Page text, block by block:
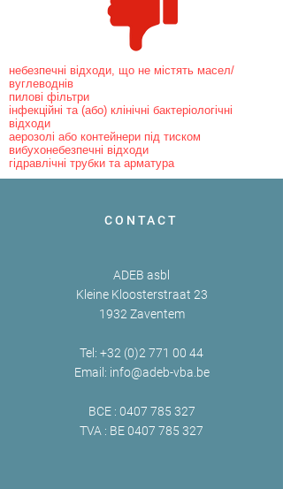
небезпечні відходи, що не містять масел/
вуглеводнів
пилові фільтри
інфекційні та (або) клінічні бактеріологічні
відходи
аерозолі або контейнери під тиском
вибухонебезпечні відходи
гідравлічні трубки та арматура
CONTACT
ADEB asbl
Kleine Kloosterstraat 23
1932 Zaventem
Tel: +32 (0)2 771 00 44
Email: info@adeb-vba.be
BCE : 0407 785 327
TVA : BE0407 785 327